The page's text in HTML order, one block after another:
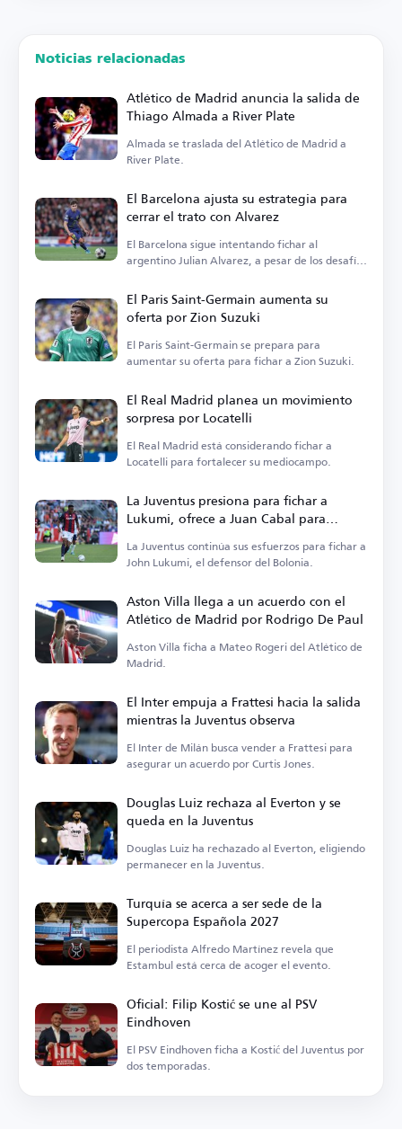
Noticias relacionadas
Atlético de Madrid anuncia la salida de
Thiago Almada a River Plate
Almada se traslada del Atlético de Madrid a
River Plate.
El Barcelona ajusta su estrategia para
cerrar el trato con Alvarez
El Barcelona sigue intentando fichar al
argentino Julian Alvarez, a pesar de los desafíos
El Paris Saint-Germain aumenta su
oferta por Zion Suzuki
El Paris Saint-Germain se prepara para
aumentar su oferta para fichar a Zion Suzuki.
El Real Madrid planea un movimiento
sorpresa por Locatelli
El Real Madrid está considerando fichar a
Locatelli para fortalecer su mediocampo.
La Juventus presiona para fichar a
Lukumi, ofrece a Juan Cabal para
facilitar el trato
La Juventus continúa sus esfuerzos para fichar a
John Lukumi, el defensor del Bolonia.
Aston Villa llega a un acuerdo con el
Atlético de Madrid por Rodrigo De Paul
Aston Villa ficha a Mateo Rogeri del Atlético de
Madrid.
El Inter empuja a Frattesi hacia la salida
mientras la Juventus observa
El Inter de Milán busca vender a Frattesi para
asegurar un acuerdo por Curtis Jones.
Douglas Luiz rechaza al Everton y se
queda en la Juventus
Douglas Luiz ha rechazado al Everton, eligiendo
permanecer en la Juventus.
Turquía se acerca a ser sede de la
Supercopa Española 2027
El periodista Alfredo Martínez revela que
Estambul está cerca de acoger el evento.
Oficial: Filip Kostić se une al PSV
Eindhoven
El PSV Eindhoven ficha a Kostić del Juventus por
dos temporadas.